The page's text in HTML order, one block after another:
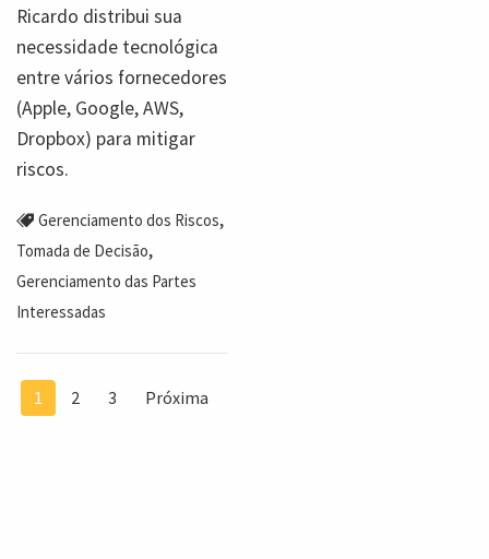
Ricardo distribui sua
necessidade tecnológica
entre vários fornecedores
(Apple, Google, AWS,
Dropbox) para mitigar
riscos.
Gerenciamento dos Riscos,
Tomada de Decisão,
Gerenciamento das Partes
Interessadas
1 2 3 Próxima